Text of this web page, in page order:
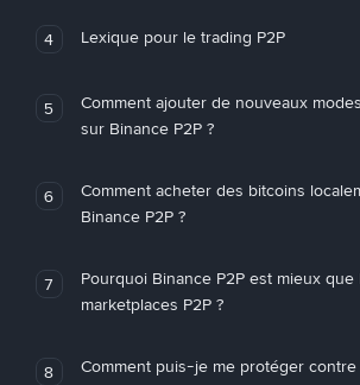
4 Lexique pour le trading P2P
5
Comment ajouter de nouveaux
sur Binance P2P ?
6
Comment acheter des bitcoins
Binance P2P ?
7
Pourquoi Binance P2P est mieux que
marketplaces P2P ?
8
Comment puis-je me protéger contre